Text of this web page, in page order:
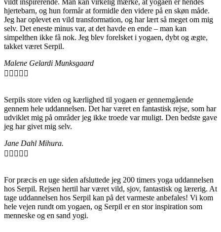
hjertebarn, og hun formår at formidle den videre på en skøn måde.
Jeg har oplevet en vild transformation, og har lært så meget om mig
selv. Det eneste minus var, at det havde en ende – man kan
simpelthen ikke få nok. Jeg blev forelsket i yogaen, dybt og ægte,
takket været Serpil.
Malene Gelardi Munksgaard
    
Serpils store viden og kærlighed til yogaen er gennemgående
gennem hele uddannelsen. Det har været en fantastisk rejse, som har
udviklet mig på områder jeg ikke troede var muligt. Den bedste gave
jeg har givet mig selv.
Jane Dahl Mihura.
    
For præcis en uge siden afsluttede jeg 200 timers yoga uddannelsen
hos Serpil. Rejsen hertil har været vild, sjov, fantastisk og lærerig. At
tage uddannelsen hos Serpil kan på det varmeste anbefales! Vi kom
hele vejen rundt om yogaen, og Serpil er en stor inspiration som
menneske og en sand yogi.